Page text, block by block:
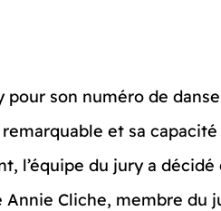
pour son numéro de danse
et sa capacité
l’équipe du jury a décidé
Cliche, membre du